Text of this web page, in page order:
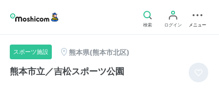
検索 ログイン メニュー
スポーツ施設 熊本県(熊本市北区)
熊本市立／吉松スポーツ公園